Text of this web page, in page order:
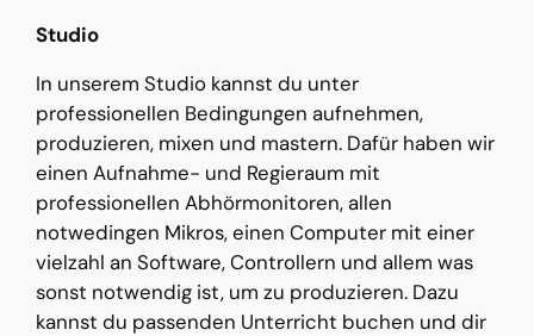
Studio
In unserem Studio kannst du unter
professionellen Bedingungen aufnehmen,
produzieren, mixen und mastern. Dafür haben wir
einen Aufnahme- und Regieraum mit
professionellen Abhörmonitoren, allen
notwedingen Mikros, einen Computer mit einer
vielzahl an Software, Controllern und allem was
sonst notwendig ist, um zu produzieren. Dazu
kannst du passenden Unterricht buchen und dir